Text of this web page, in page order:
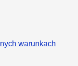
warunkach